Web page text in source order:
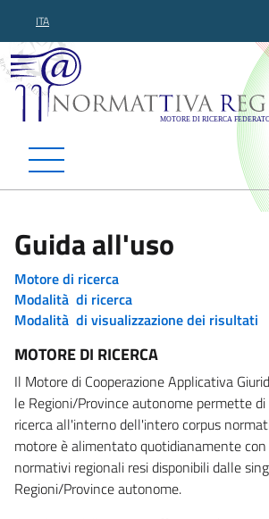
ITA
Normattiva
Guida all'uso
Motore di ricerca
Modalità di ricerca
Modalità di visualizzazione dei risultati
MOTORE DI RICERCA
Il Motore di Cooperazione Applicativa
le Regioni/Province autonome permette
ricerca all'interno dell'intero corpus
motore è alimentato quotidianamente
normativi regionali resi disponibili dalle
Regioni/Province autonome.